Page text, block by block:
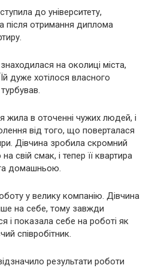
до університету,
після отримання диплома
на околиці міста,
дуже хотілося власного
жила в оточенні чужих людей, і
від того, що поверталася
Дівчина зробила скромний
свій смак, і тепер її квартира
домашньою.
у велику компанію. Дівчина
на себе, тому завжди
і показала себе на роботі як
співробітник.
результати роботи